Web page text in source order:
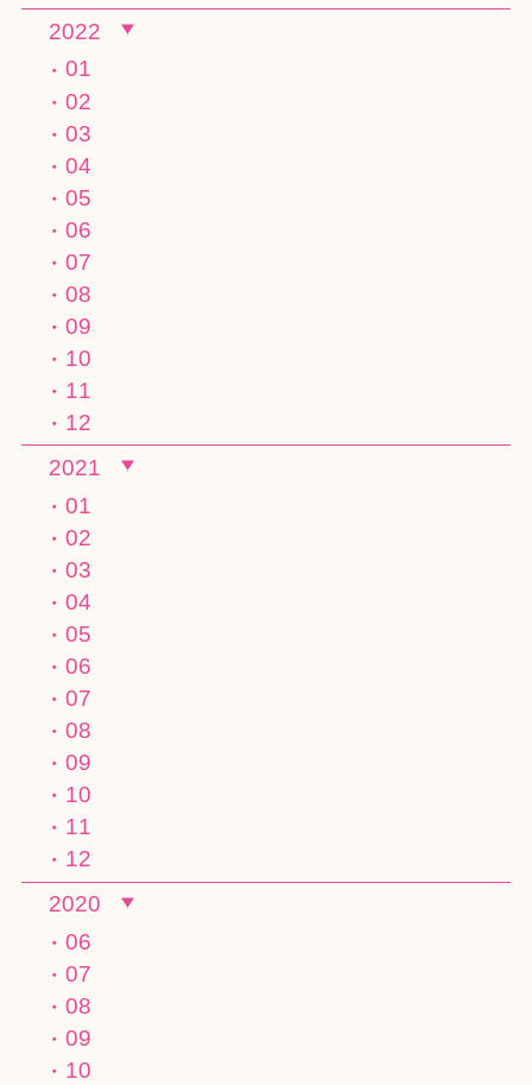
2022
01
02
03
04
05
06
07
08
09
10
11
12
2021
01
02
03
04
05
06
07
08
09
10
11
12
2020
06
07
08
09
10